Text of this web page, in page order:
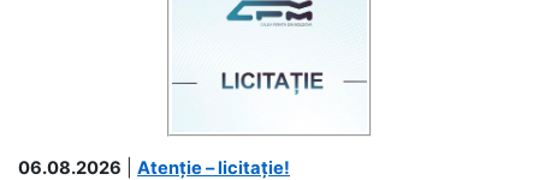
06.08.2026
Atenție – licitație!